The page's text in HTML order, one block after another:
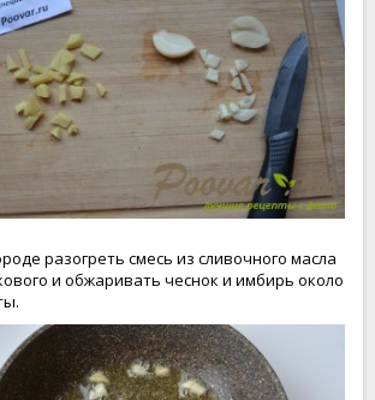
разогреть смесь из сливочного масла
и обжаривать чеснок и имбирь около